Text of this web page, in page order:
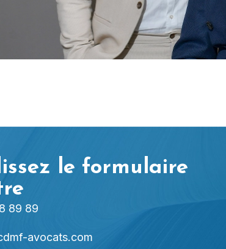
le formulaire
89 89
avocats.com